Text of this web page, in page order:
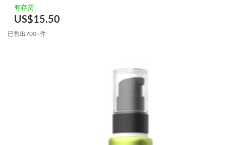
有存货
US$15.50
已售出700+件